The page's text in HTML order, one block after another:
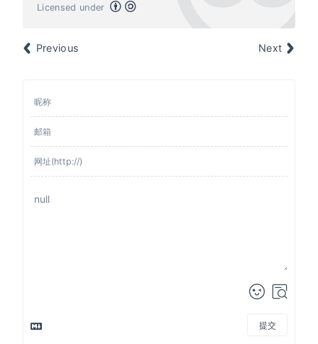
Licensed under
Previous Next
提交